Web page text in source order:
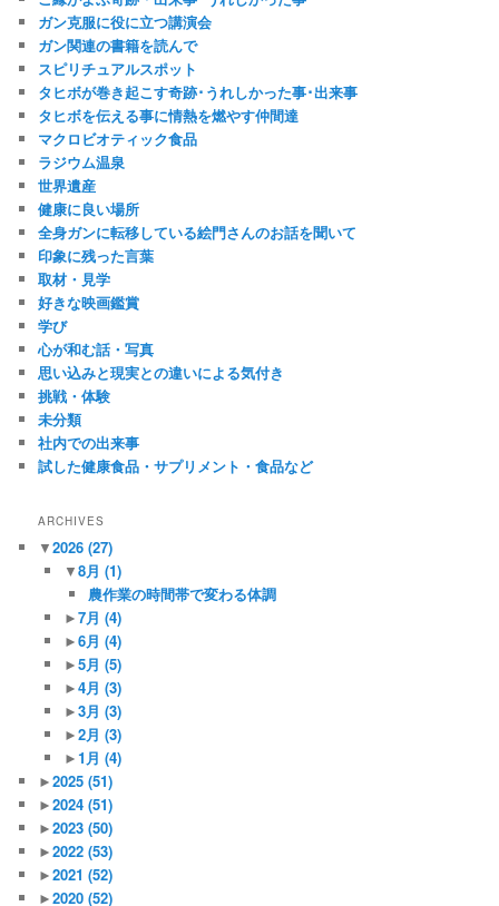
ガン克服に役に立つ講演会
ガン関連の書籍を読んで
スピリチュアルスポット
タヒボが巻き起こす奇跡･うれしかった事･出来事
タヒボを伝える事に情熱を燃やす仲間達
マクロビオティック食品
ラジウム温泉
世界遺産
健康に良い場所
全身ガンに転移している絵門さんのお話を聞いて
印象に残った言葉
取材・見学
好きな映画鑑賞
学び
心が和む話・写真
思い込みと現実との違いによる気付き
挑戦・体験
未分類
社内での出来事
試した健康食品・サプリメント・食品など
ARCHIVES
▼2026(27)
▼8月 (1)
農作業の時間帯で変わる体調
►7月 (4)
►6月 (4)
►5月 (5)
►4月 (3)
►3月 (3)
►2月 (3)
►1月 (4)
►2025(51)
►2024(51)
►2023(50)
►2022(53)
►2021(52)
►2020(52)